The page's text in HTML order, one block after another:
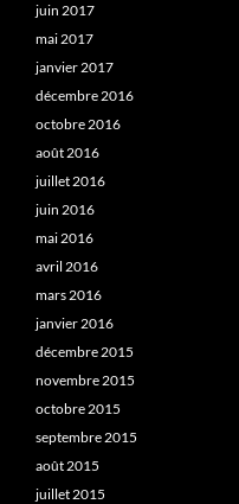
juin 2017
mai 2017
janvier 2017
décembre 2016
octobre 2016
août 2016
juillet 2016
juin 2016
mai 2016
avril 2016
mars 2016
janvier 2016
décembre 2015
novembre 2015
octobre 2015
septembre 2015
août 2015
juillet 2015